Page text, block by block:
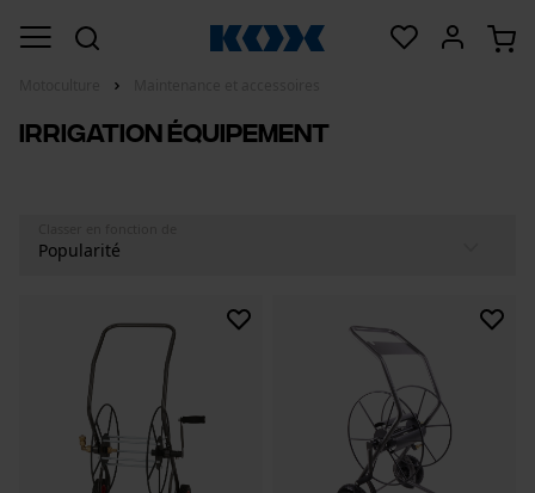
Irrigation équipement